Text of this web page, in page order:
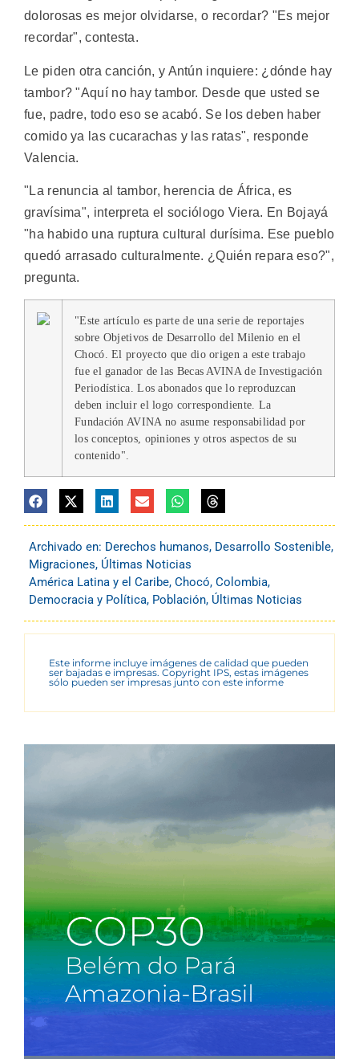
dolorosas es mejor olvidarse, o recordar? "Es mejor
recordar", contesta.
Le piden otra canción, y Antún inquiere: ¿dónde hay
tambor? "Aquí no hay tambor. Desde que usted se
fue, padre, todo eso se acabó. Se los deben haber
comido ya las cucarachas y las ratas", responde
Valencia.
"La renuncia al tambor, herencia de África, es
gravísima", interpreta el sociólogo Viera. En Bojayá
"ha habido una ruptura cultural durísima. Ese pueblo
quedó arrasado culturalmente. ¿Quién repara eso?",
pregunta.
"Este artículo es parte de una serie de reportajes
sobre Objetivos de Desarrollo del Milenio en el
Chocó. El proyecto que dio origen a este trabajo
fue el ganador de las Becas AVINA de Investigación
Periodística. Los abonados que lo reproduzcan
deben incluir el logo correspondiente. La
Fundación AVINA no asume responsabilidad por
los conceptos, opiniones y otros aspectos de su
contenido".
Archivado en: Derechos humanos, Desarrollo Sostenible,
Migraciones, Últimas Noticias
América Latina y el Caribe, Chocó, Colombia,
Democracia y Política, Población, Últimas Noticias
Este informe incluye imágenes de calidad que pueden
ser bajadas e impresas. Copyright IPS, estas imágenes
sólo pueden ser impresas junto con este informe